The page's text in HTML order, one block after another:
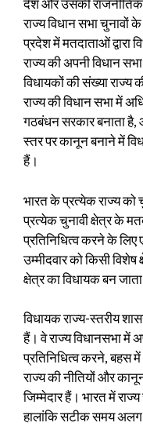
देश और उसकी राजनीतिक
राज्य विधान सभा चुनावों
प्रदेश में मतदाताओं द्वारा
राज्य की अपनी विधान
विधायकों की संख्या राज्य
राज्य की विधान सभा में
गठबंधन सरकार बनाता
स्तर पर कानून बनाने में
हैं।
भारत के प्रत्येक राज्य को
प्रत्येक चुनावी क्षेत्र के
प्रतिनिधित्व करने के
उम्मीदवार को किसी
क्षेत्र का विधायक बन
विधायक राज्य-स्तरीय
हैं। वे राज्य विधानसभा
प्रतिनिधित्व करने, बहस
राज्य की नीतियों और
जिम्मेदार हैं। भारत में
हालांकि सटीक समय